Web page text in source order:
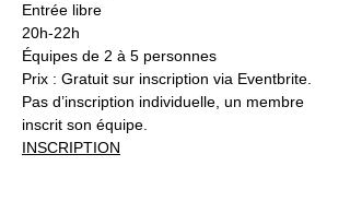
Entrée libre
20h-22h
Équipes de 2 à 5 personnes
Prix : Gratuit sur inscription via Eventbrite.
Pas d’inscription individuelle, un membre
inscrit son équipe.
INSCRIPTION